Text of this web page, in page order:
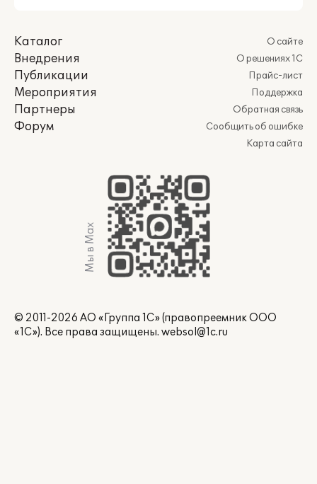
Каталог
Внедрения
Публикации
Мероприятия
Партнеры
Форум
О сайте
О решениях 1С
Прайс-лист
Поддержка
Обратная связь
Сообщить об ошибке
Карта сайта
Мы в Max
© 2011-2026 АО «Группа 1С» (правопреемник ООО
«1С»). Все права защищены. websol@1c.ru